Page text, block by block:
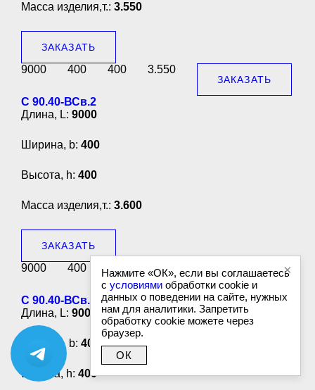
Масса изделия,т.: 3.550
ЗАКАЗАТЬ
9000 400 400 3.550
ЗАКАЗАТЬ
С 90.40-ВСв.2
Длина, L: 9000
Ширина, b: 400
Высота, h: 400
Масса изделия,т.: 3.600
ЗАКАЗАТЬ
9000 400 400 3.600
ЗАКАЗАТЬ
С 90.40-ВСв.6
Длина, L: 9000
Ширина, b: 400
Высота, h: 400
×
Нажмите «ОК», если вы соглашаетесь
с условиями обработки cookie и
данных о поведении на сайте, нужных
нам для аналитики. Запретить
обработку cookie можете через
браузер.
ОК